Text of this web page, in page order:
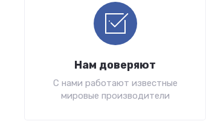
Нам доверяют
С нами работают известные
мировые производители